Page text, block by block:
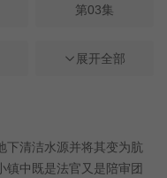
第03集
第06集
展开全部
清洁水源并将其变为肮
镇中既是法官又是陪审团